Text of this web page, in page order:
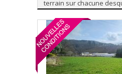
terrain sur chacune